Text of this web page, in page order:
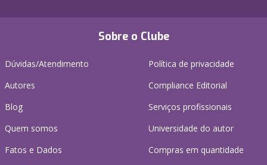
Sobre o Clube
Dúvidas/Atendimento
Autores
Blog
Quem somos
Fatos e Dados
Política de privacidade
Compliance Editorial
Serviços profissionais
Universidade do autor
Compras em quantidade